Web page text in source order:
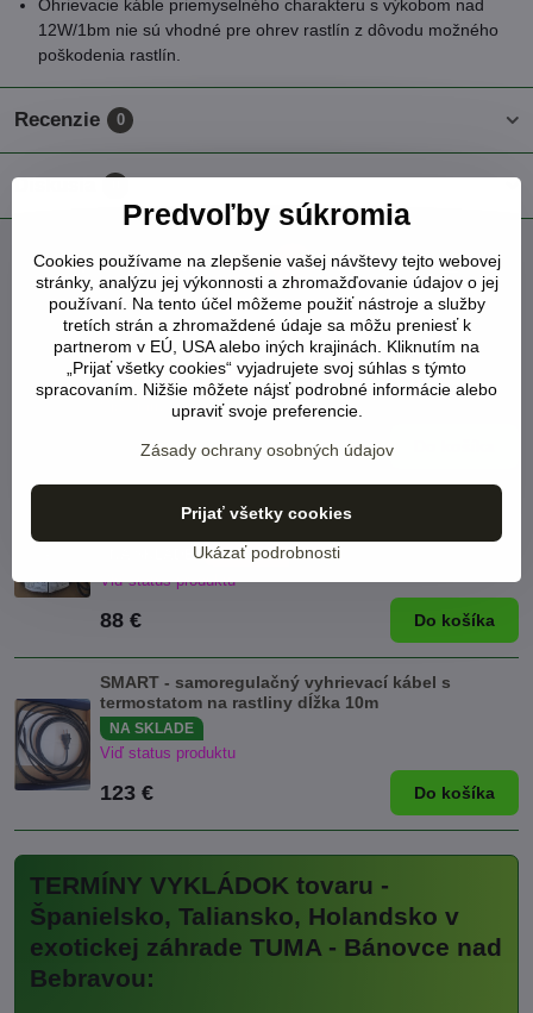
Ohrievacie káble priemyselného charakteru s výkobom nad
12W/1bm nie sú vhodné pre ohrev rastlín z dôvodu možného
poškodenia rastlín.
Recenzie 0
Diskusia
FacebookTwitter BlueskyPinterestReddit LinkedInWhatsApp
E-
mail
Vyhrievací kábel na rastliny dĺžka 30m výkon 6-
10W/1bm
NA SKLADE NOVINKA
Viď status produktu
Vyhrievací kábel na rastliny dĺžka 40m výkon 6-
NOVINKA
Viď status produktu
88 € Do košíka
SMART - samoregulačný vyhrievací kábel s
termostatom na rastliny dĺžka 10m
NA SKLADE
Viď status produktu
123 € Do košíka
TERMÍNY VYKLÁDOK tovaru -
Španielsko, Taliansko, Holandsko v
exotickej záhrade TUMA - Bánovce nad
Bebravou:
Predvoľby súkromia
Cookies používame na zlepšenie vašej návštevy tejto webovej
stránky, analýzu jej výkonnosti a zhromažďovanie údajov o jej
používaní. Na tento účel môžeme použiť nástroje a služby
tretích strán a zhromaždené údaje sa môžu preniesť k
partnerom v EÚ, USA alebo iných krajinách. Kliknutím na
„Prijať všetky cookies“ vyjadrujete svoj súhlas s týmto
spracovaním. Nižšie môžete nájsť podrobné informácie alebo
upraviť svoje preferencie.
Zásady ochrany osobných údajov
Ukázať podrobnosti
Prijať všetky cookies